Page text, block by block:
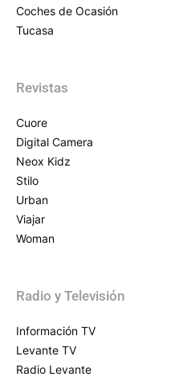
Coches de Ocasión
Tucasa
Revistas
Cuore
Digital Camera
Neox Kidz
Stilo
Urban
Viajar
Woman
Radio y Televisión
Información TV
Levante TV
Radio Levante